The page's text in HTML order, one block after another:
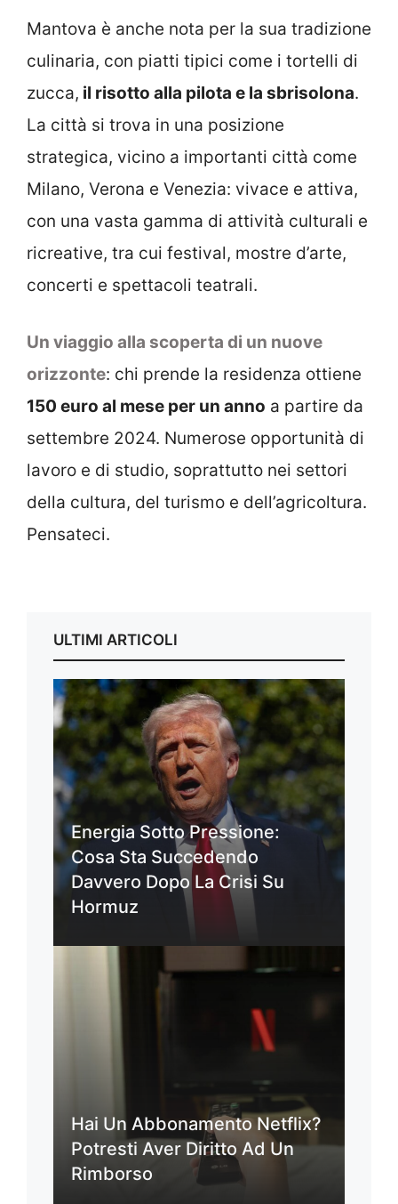
Mantova è anche nota per la sua tradizione
culinaria, con piatti tipici come i tortelli di
zucca, il risotto alla pilota e la sbrisolona.
La città si trova in una posizione
strategica, vicino a importanti città come
Milano, Verona e Venezia: vivace e attiva,
con una vasta gamma di attività culturali e
ricreative, tra cui festival, mostre d’arte,
concerti e spettacoli teatrali.
Un viaggio alla scoperta di un nuove
orizzonte: chi prende la residenza ottiene
150 euro al mese per un anno a partire da
settembre 2024. Numerose opportunità di
lavoro e di studio, soprattutto nei settori
della cultura, del turismo e dell’agricoltura.
Pensateci.
ULTIMI ARTICOLI
Energia Sotto Pressione:
Cosa Sta Succedendo
Davvero Dopo La Crisi Su
Hormuz
Hai Un Abbonamento Netflix?
Potresti Aver Diritto Ad Un
Rimborso